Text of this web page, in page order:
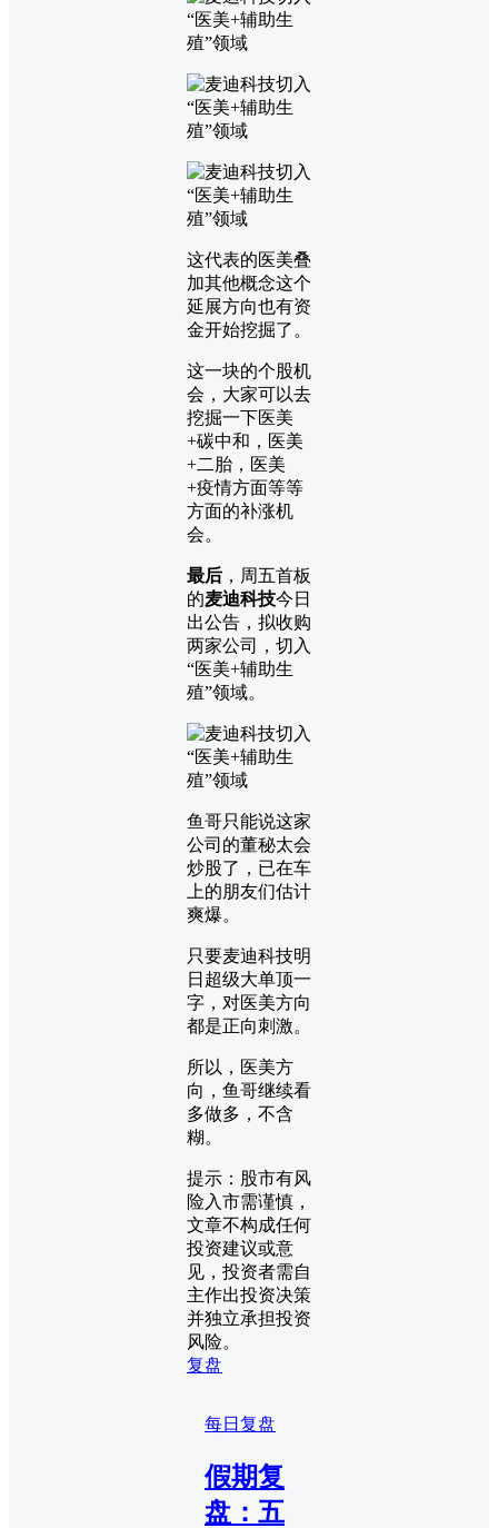
这代表的医美叠
加其他概念这个
延展方向也有资
金开始挖掘了。
这一块的个股机
会，大家可以去
挖掘一下医美
+碳中和，医美
+二胎，医美
+疫情方面等等
方面的补涨机
会。
最后 ，周五首板
的麦迪科技今日
出公告，拟收购
两家公司，切入
“医美+辅助生
殖”领域。
鱼哥只能说这家
公司的董秘太会
炒股了，已在车
上的朋友们估计
爽爆。
只要麦迪科技明
日超级大单顶一
字，对医美方向
都是正向刺激。
所以，医美方
向，鱼哥继续看
多做多，不含
糊。
提示：股市有风
险入市需谨慎，
文章不构成任何
投资建议或意
见，投资者需自
主作出投资决策
并独立承担投资
风险。
复盘
每日复盘
假期复
盘：五